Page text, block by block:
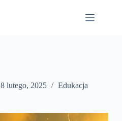
8 lutego, 2025 Edukacja